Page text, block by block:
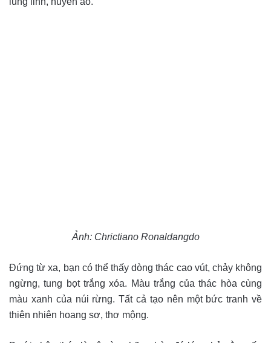
Ảnh: Chrictiano Ronaldangdo
Đứng từ xa, bạn có thể thấy dòng thác cao vút, chảy không
ngừng, tung bọt trắng xóa. Màu trắng của thác hòa cùng
màu xanh của núi rừng. Tất cả tạo nên một bức tranh về
thiên nhiên hoang sơ, thơ mộng.